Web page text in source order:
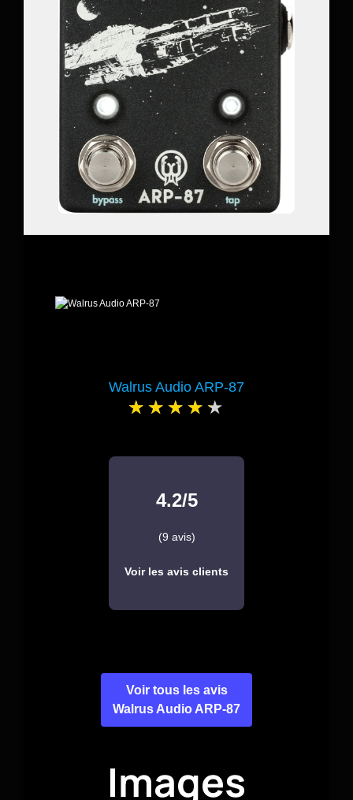
Walrus Audio ARP-87
4.2/5
(9 avis)
Voir les avis clients
Voir tous les avis
Walrus Audio ARP-87
Images